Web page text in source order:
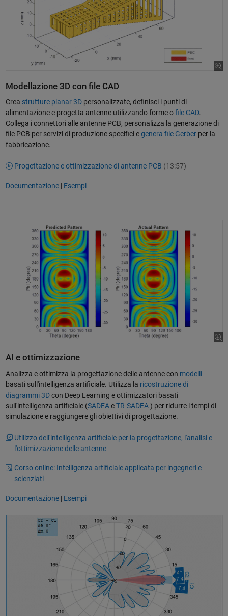
Modellazione 3D con file CAD
Crea strutture planar 3Dpersonalizzate, definisci i punti di
alimentazione e progetta antenne utilizzando forme ofile CAD.
Collega i connettori alle antenne PCB, personalizza la generazione di
file PCB per servizi di produzione specifici egenera file Gerberper la
fabbricazione.
Progettazione e ottimizzazione di antenne PCB (13:57)
Documentazione| Esempi
AI e ottimizzazione
Analizza e ottimizza la progettazione delle antenne con modelli
basati sull'intelligenza artificiale. Utilizza la ricostruzione di
diagrammi 3Dcon Deep Learning e ottimizzatori basati
sull'intelligenza artificiale (SADEAeTR-SADEA) per ridurre i tempi di
simulazione e raggiungere gli obiettivi di progettazione.
Utilizzo dell'intelligenza artificiale per la progettazione, l'analisi e
l'ottimizzazione delle antenne
Corso online: Intelligenza artificiale applicata per ingegneri e
scienziati
Documentazione| Esempi